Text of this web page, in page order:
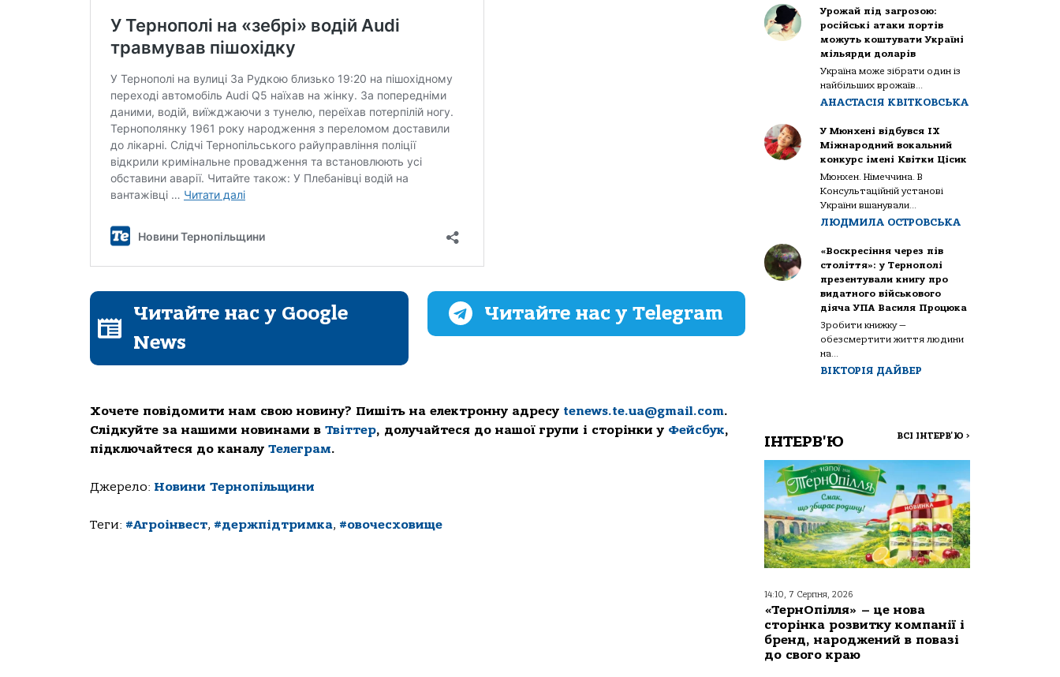
Читайте нас у Google
News
Читайте нас у Telegram
Хочете повідомити нам свою новину? Пишіть на електронну адресу tenews.te.ua@gmail.com.
Слідкуйте за нашими новинами в Твіттер, долучайтеся до нашої групи і сторінки у Фейсбук,
підключайтеся до каналу Телеграм.
Джерело: Новини Тернопільщини
Теги: #Агроінвест, #держпідтримка, #овочесховище
Урожай під загрозою:
російські атаки портів
можуть коштувати Україні
мільярди доларів
Україна може зібрати один із
найбільших врожаїв...
АНАСТАСІЯ КВІТКОВСЬКА
У Мюнхені відбувся IX
Міжнародний вокальний
конкурс імені Квітки Цісик
Мюнхен. Німеччина. В
Консультаційній установі
України вшанували...
ЛЮДМИЛА ОСТРОВСЬКА
«Воскресіння через пів
століття»: у Тернополі
презентували книгу про
видатного військового
діяча УПА Василя Процюка
Зробити книжку —
обезсмертити життя людини
на...
ВІКТОРІЯ ДАЙВЕР
ІНТЕРВ'Ю ВСІ ІНТЕРВ'Ю >
14:10, 7 Серпня, 2026
«ТернОпілля» – це нова
сторінка розвитку компанії і
бренд, народжений в повазі
до свого краю